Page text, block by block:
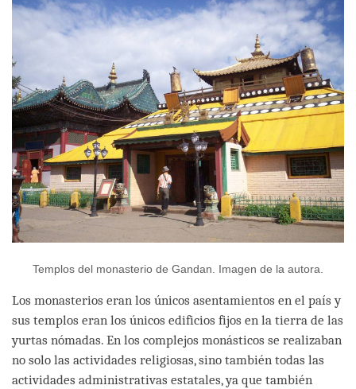
Templos del monasterio de Gandan. Imagen de la autora.
Los monasterios eran los únicos asentamientos en el país y
sus templos eran los únicos edificios fijos en la tierra de las
yurtas nómadas. En los complejos monásticos se realizaban
no solo las actividades religiosas, sino también todas las
actividades administrativas estatales, ya que también